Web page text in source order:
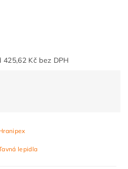
od 425,62 Kč bez DPH
lepidla